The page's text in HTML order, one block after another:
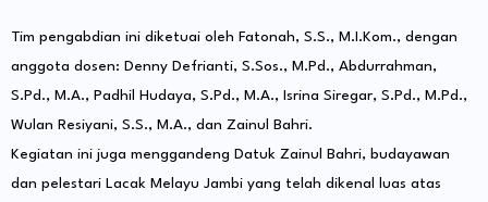
Tim pengabdian ini diketuai oleh Fatonah, S.S., M.I.Kom., dengan
anggota dosen: Denny Defrianti, S.Sos., M.Pd., Abdurrahman,
S.Pd., M.A., Padhil Hudaya, S.Pd., M.A., Isrina Siregar, S.Pd., M.Pd.,
Wulan Resiyani, S.S., M.A., dan Zainul Bahri.
Kegiatan ini juga menggandeng Datuk Zainul Bahri, budayawan
dan pelestari Lacak Melayu Jambi yang telah dikenal luas atas